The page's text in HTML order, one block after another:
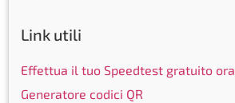
Link utili
Effettua il tuo Speedtest gratuito ora
Generatore codici QR